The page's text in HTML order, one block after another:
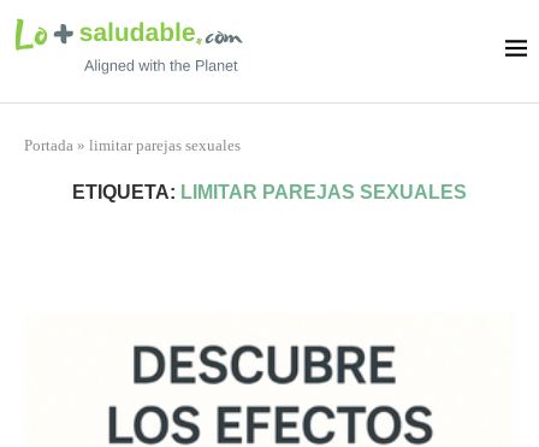
Portada » limitar parejas sexuales
ETIQUETA: LIMITAR PAREJAS SEXUALES